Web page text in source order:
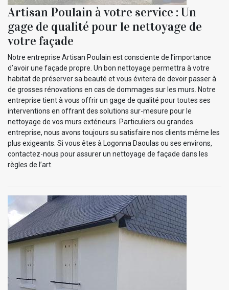
Artisan Poulain à votre service : Un
gage de qualité pour le nettoyage de
votre façade
Notre entreprise Artisan Poulain est consciente de l’importance
d’avoir une façade propre. Un bon nettoyage permettra à votre
habitat de préserver sa beauté et vous évitera de devoir passer à
de grosses rénovations en cas de dommages sur les murs. Notre
entreprise tient à vous offrir un gage de qualité pour toutes ses
interventions en offrant des solutions sur-mesure pour le
nettoyage de vos murs extérieurs. Particuliers ou grandes
entreprise, nous avons toujours su satisfaire nos clients même les
plus exigeants. Si vous êtes à Logonna Daoulas ou ses environs,
contactez-nous pour assurer un nettoyage de façade dans les
règles de l’art.